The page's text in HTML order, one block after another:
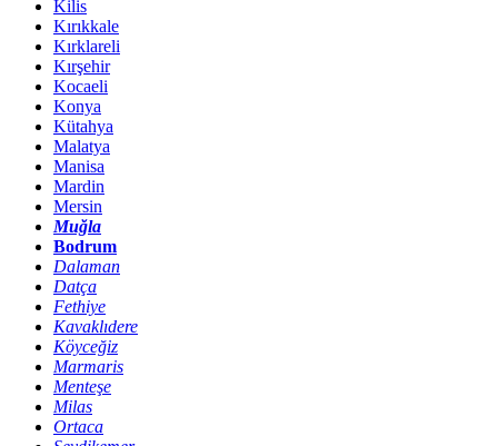
Kilis
Kırıkkale
Kırklareli
Kırşehir
Kocaeli
Konya
Kütahya
Malatya
Manisa
Mardin
Mersin
Muğla
Bodrum
Dalaman
Datça
Fethiye
Kavaklıdere
Köyceğiz
Marmaris
Menteşe
Milas
Ortaca